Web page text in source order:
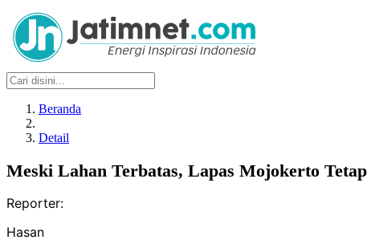
Beranda
Detail
Meski Lahan Terbatas, Lapas Mojokerto
Reporter:
Hasan